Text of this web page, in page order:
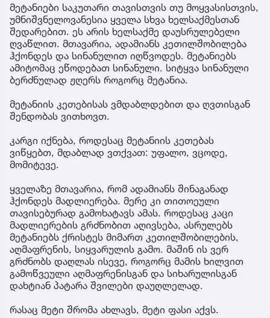
მეტანიები საკუთარი თავისთვის თუ მოყვასისთვის,
უმნიშვნელოვანესია ყველა სხვა ხელსაქმესთან
შედარებით. ეს არის ხელსაქმე დაუსრულებელი
ღვაწლით. მთავარია, ადამიანს კეთილშობილება
ჰქონდეს და სინანულით იღწვოდეს. მეტანიებს
ამიტომაც ეწოდებათ სინანული. სიტყვა სინანული
ბერძნულად ჟღერს როგორც მეტანია.
მეტანიის კეთებისას ვმდაბლდებით და ღვთისგან
შენდობას ვითხოვთ.
კარგი იქნება, როდესაც მეტანიის კეთებას
ვიწყებთ, მდაბლად ვთქვათ: უფალო, ვცოდე,
მომიტევე.
ყველაზე მთავარია, რომ ადამიანს შინაგანად
ჰქონდეს მადლიერება. მერე კი თითოეული
თავისებურად გამოხატავს ამას. როდესაც კაცი
მადლიერების გრძნობით აღივსება, ასრულებს
მეტანიებს ქრისტეს მიმართ კეთილშობილების,
აღმაფრენის, სიყვარულის გამო. მაშინ ის ვერ
გრძნობს დაღლას ისევე, როგორც მამის ხილვით
გამოწვეული აღმაფრენისგან და სიხარულისგან
დახტიან პატარა შვილები დაუღლელად.
რასაც მეტი შრომა ახლავს, მეტი ფასი აქვს.